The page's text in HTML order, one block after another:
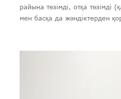
райына төзімді, отқа
мен басқа да жәндіктерден